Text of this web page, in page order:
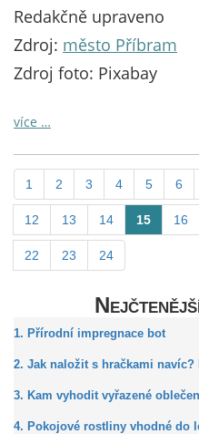
Redakčně upraveno
Zdroj: město Příbram
Zdroj foto: Pixabay
více …
1 2 3 4 5 6
12 13 14 15 16
22 23 24
1. Přírodní impregnace bot
2. Jak naložit s hračkami navíc?
3. Kam vyhodit vyřazené
4. Pokojové rostliny vhodné do